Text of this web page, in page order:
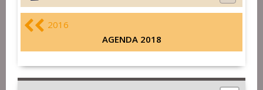
2016
AGENDA 2018